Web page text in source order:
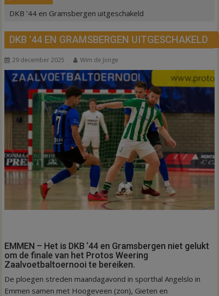
DKB ’44 en Gramsbergen uitgeschakeld
DKB ’44 EN GRAMSBERGEN UITGESCHAKELD
29 december 2025 Wim de Jonge
EMMEN – Het is DKB ’44 en Gramsbergen niet gelukt
om de finale van het Protos Weering
Zaalvoetbaltoernooi te bereiken.
De ploegen streden maandagavond in sporthal Angelslo in
Emmen samen met Hoogeveen (zon), Gieten en